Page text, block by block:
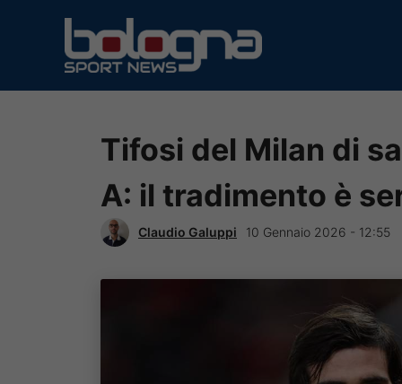
contenuto
Tifosi del Milan di
A: il tradimento è
Claudio Galuppi 10 Gennaio 2026 - 12:55